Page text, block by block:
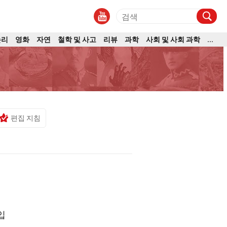
영화 자연 철학 및 사고 리뷰 과학 사회 및 사회 과학
...
편집 지침